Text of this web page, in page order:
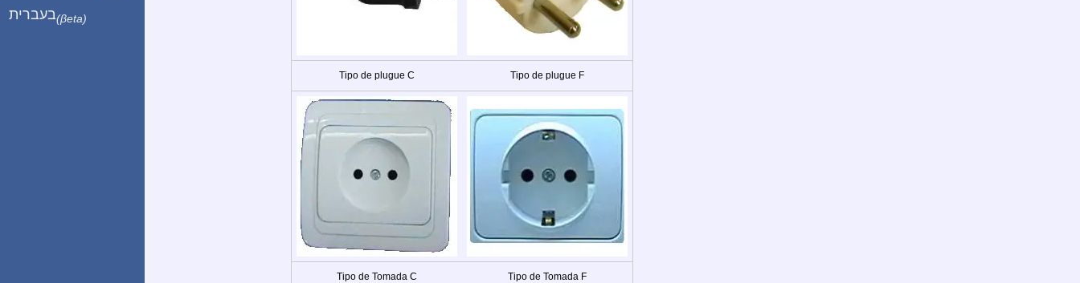
Tipo de plugue C Tipo de plugue F
Tipo de Tomada C Tipo de Tomada F
בעברית(βeta)